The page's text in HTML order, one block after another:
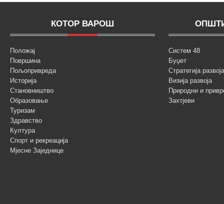
КОТОР ВАРОШ
Положај
Површина
Пољопривреда
Историја
Становништво
Образовање
Туризам
Здравство
Култура
Спорт и рекреација
Мјесне Заједнице
Систем 48
Буџет
Стратегија
Визија развоја
Природни и
Захтјеви